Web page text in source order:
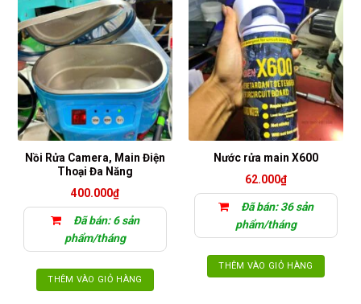
Nồi Rửa Camera, Main Điện
Thoại Đa Năng
400.000₫
Đã bán: 6 sản
phẩm/tháng
THÊM VÀO GIỎ HÀNG
Nước rửa main X600
62.000₫
Đã bán: 36 sản
phẩm/tháng
THÊM VÀO GIỎ HÀNG